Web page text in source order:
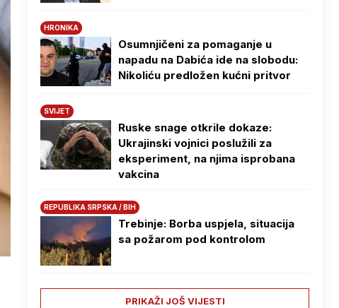
HRONIKA
Osumnjičeni za pomaganje u
napadu na Dabića ide na slobodu:
Nikoliću predložen kućni pritvor
SVIJET
Ruske snage otkrile dokaze:
Ukrajinski vojnici poslužili za
eksperiment, na njima isprobana
vakcina
REPUBLIKA SRPSKA / BIH
Trebinje: Borba uspjela, situacija
sa požarom pod kontrolom
PRIKAŽI JOŠ VIJESTI